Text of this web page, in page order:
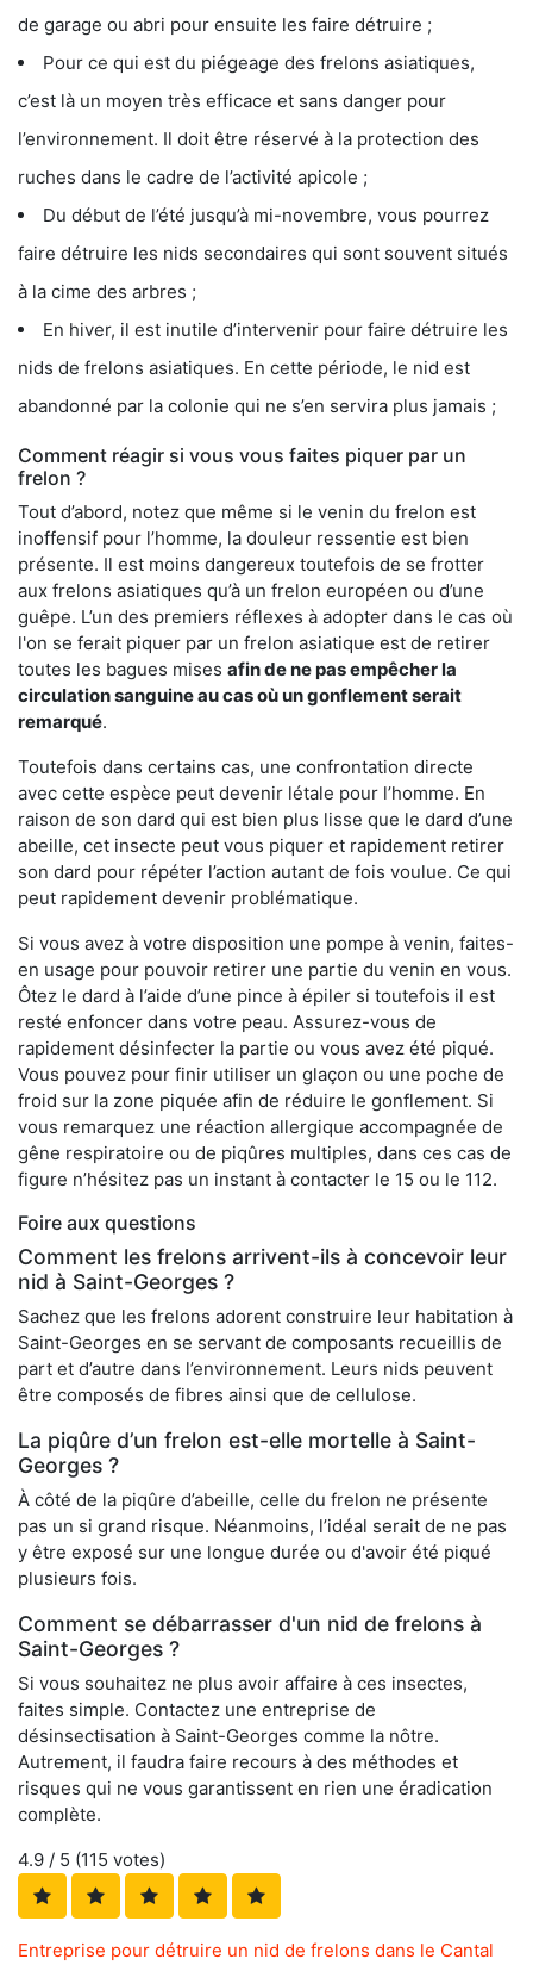
de garage ou abri pour ensuite les faire détruire ;
Pour ce qui est du piégeage des frelons asiatiques,
c’est là un moyen très efficace et sans danger pour
l’environnement. Il doit être réservé à la protection des
ruches dans le cadre de l’activité apicole ;
Du début de l’été jusqu’à mi-novembre, vous pourrez
faire détruire les nids secondaires qui sont souvent situés
à la cime des arbres ;
En hiver, il est inutile d’intervenir pour faire détruire les
nids de frelons asiatiques. En cette période, le nid est
abandonné par la colonie qui ne s’en servira plus jamais ;
Comment réagir si vous vous faites piquer par un
frelon ?
Tout d’abord, notez que même si le venin du frelon est
inoffensif pour l’homme, la douleur ressentie est bien
présente. Il est moins dangereux toutefois de se frotter
aux frelons asiatiques qu’à un frelon européen ou d’une
guêpe. L’un des premiers réflexes à adopter dans le cas où
l'on se ferait piquer par un frelon asiatique est de retirer
toutes les bagues mises afin de ne pas empêcher la
circulation sanguine au cas où un gonflement serait
remarqué.
Toutefois dans certains cas, une confrontation directe
avec cette espèce peut devenir létale pour l’homme. En
raison de son dard qui est bien plus lisse que le dard d’une
abeille, cet insecte peut vous piquer et rapidement retirer
son dard pour répéter l’action autant de fois voulue. Ce qui
peut rapidement devenir problématique.
Si vous avez à votre disposition une pompe à venin, faites-
en usage pour pouvoir retirer une partie du venin en vous.
Ôtez le dard à l’aide d’une pince à épiler si toutefois il est
resté enfoncer dans votre peau. Assurez-vous de
rapidement désinfecter la partie ou vous avez été piqué.
Vous pouvez pour finir utiliser un glaçon ou une poche de
froid sur la zone piquée afin de réduire le gonflement. Si
vous remarquez une réaction allergique accompagnée de
gêne respiratoire ou de piqûres multiples, dans ces cas de
figure n’hésitez pas un instant à contacter le 15 ou le 112.
Foire aux questions
Comment les frelons arrivent-ils à concevoir leur
nid à Saint-Georges ?
Sachez que les frelons adorent construire leur habitation à
Saint-Georges en se servant de composants recueillis de
part et d’autre dans l’environnement. Leurs nids peuvent
être composés de fibres ainsi que de cellulose.
La piqûre d’un frelon est-elle mortelle à Saint-
Georges ?
À côté de la piqûre d’abeille, celle du frelon ne présente
pas un si grand risque. Néanmoins, l’idéal serait de ne pas
y être exposé sur une longue durée ou d'avoir été piqué
plusieurs fois.
Comment se débarrasser d'un nid de frelons à
Saint-Georges ?
Si vous souhaitez ne plus avoir affaire à ces insectes,
faites simple. Contactez une entreprise de
désinsectisation à Saint-Georges comme la nôtre.
Autrement, il faudra faire recours à des méthodes et
risques qui ne vous garantissent en rien une éradication
complète.
4.9 / 5 (115 votes)
Entreprise pour détruire un nid de frelons dans le Cantal